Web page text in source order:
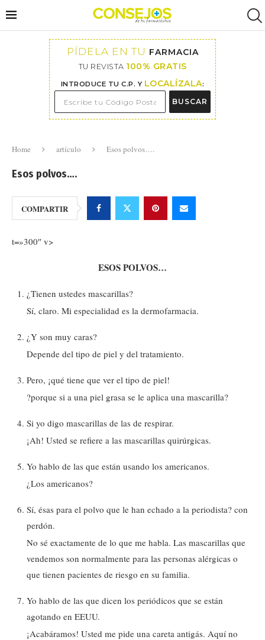
PÍDELA EN TU FARMACIA
TU REVISTA 100% GRATIS
INTRODUCE TU C.P. Y LOCALÍZALA:
BUSCAR
Home artículo Esos polvos….
Esos polvos….
COMPARTIR
t=»300″ v>
ESOS POLVOS…
¿Tienen ustedes mascarillas?
Sí, claro. Mi especialidad es la dermofarmacia.
¿Y son muy caras?
Depende del tipo de piel y del tratamiento.
Pero, ¡qué tiene que ver el tipo de piel!
?porque si a una piel grasa se le aplica una mascarilla?
Si yo digo mascarillas de las de respirar.
¡Ah! Usted se refiere a las mascarillas quirúrgicas.
Yo hablo de las que están usando los americanos.
¿Los americanos?
Sí, ésas para el polvo que le han echado a la periodista? con
perdón.
No sé exactamente de lo que me habla. Las mascarillas que
vendemos son normalmente para las personas alérgicas o
que tienen pacientes de riesgo en su familia.
Yo hablo de las que dicen los periódicos que se están
agotando en EEUU.
¡Acabáramos! Usted me pide una careta antigás. Aquí no